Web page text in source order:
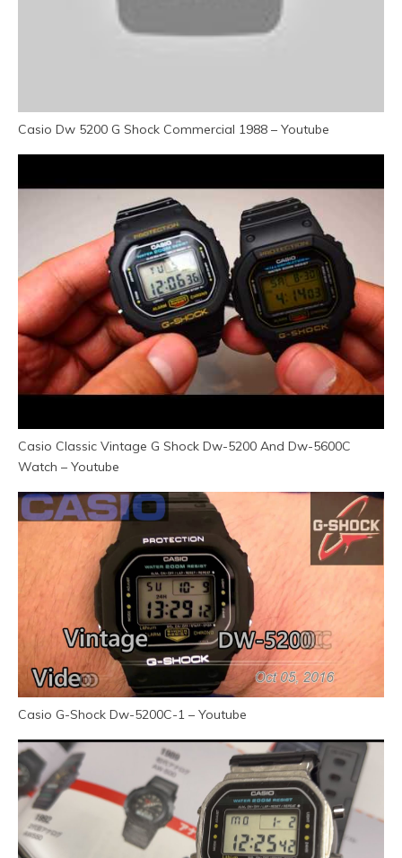
Casio Dw 5200 G Shock Commercial 1988 – Youtube
Casio Classic Vintage G Shock Dw-5200 And Dw-5600C
Watch – Youtube
Casio G-Shock Dw-5200C-1 – Youtube